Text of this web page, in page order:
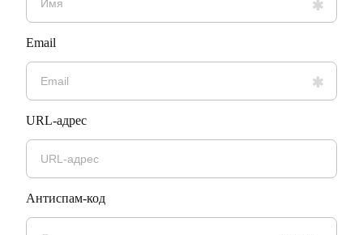
Email
URL-адрес
Антиспам-код